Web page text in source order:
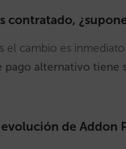
contratado,
el cambio es
pago alternativo tiene
de Addon